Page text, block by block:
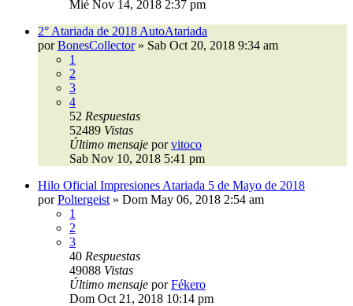
Mié Nov 14, 2018 2:37 pm
2° Atariada de 2018 AutoAtariada
porBonesCollector» Sab Oct 20, 2018 9:34 am
1
2
3
4
52 Respuestas
52489 Vistas
Último mensaje porvitoco
Sab Nov 10, 2018 5:41 pm
Hilo Oficial Impresiones Atariada 5 de Mayo de 2018
porPoltergeist » Dom May 06, 2018 2:54 am
1
2
3
40 Respuestas
49088 Vistas
Último mensaje porFékero
Dom Oct 21, 2018 10:14 pm